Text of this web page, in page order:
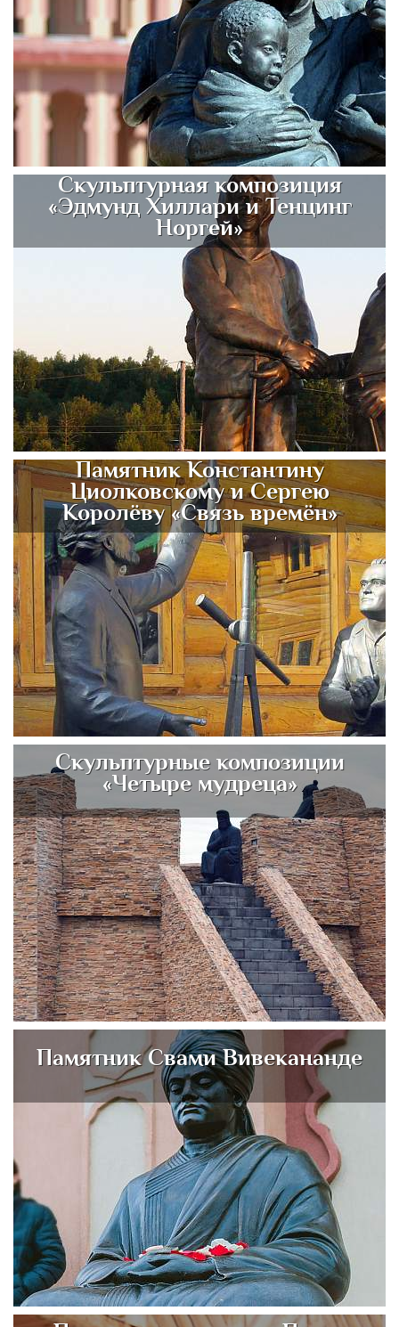
Скульптурная композиция
«Эдмунд Хиллари и Тенцинг
Норгей»
Памятник Константину
Циолковскому и Сергею
Королёву «Связь времён»
Скульптурные композиции
«Четыре мудреца»
Памятник Свами Вивекананде